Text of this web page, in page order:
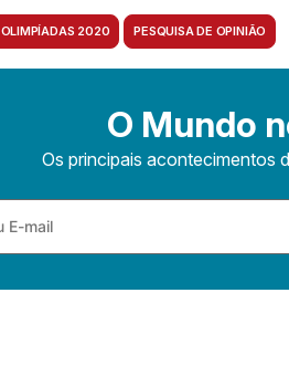
OLIMPÍADAS 2020 PESQUISA DE OPINIÃO
O Mundo
Os principais acontecimentos